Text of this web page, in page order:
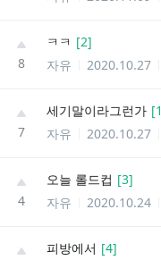
8
ㅋㅋ [2]
자유
2020.10.27
7
세기말이라그런가 [1
자유
2020.10.27
4
오늘 롤드컵 [3]
자유
2020.10.24
피방에서 [4]